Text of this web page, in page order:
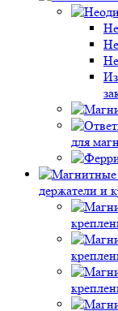
для
держатели и